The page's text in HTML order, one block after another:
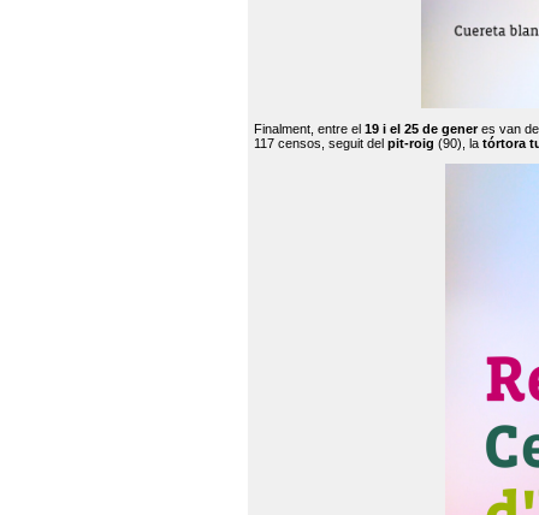
Finalment, entre el 19 i el 25 de generes van
117 censos, seguit del pit-roig (90), la tórtora